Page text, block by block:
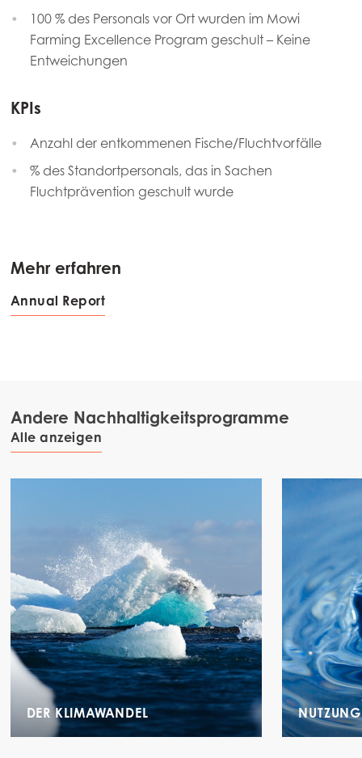
100 % des Personals vor Ort wurden im Mowi
Farming Excellence Program geschult – Keine
Entweichungen
KPIs
Anzahl der entkommenen Fische/Fluchtvorfälle
% des Standortpersonals, das in Sachen
Fluchtprävention geschult wurde
Mehr erfahren
Annual Report
Andere Nachhaltigkeitsprogramme
Alle anzeigen
DER KLIMAWANDEL NUTZUNG